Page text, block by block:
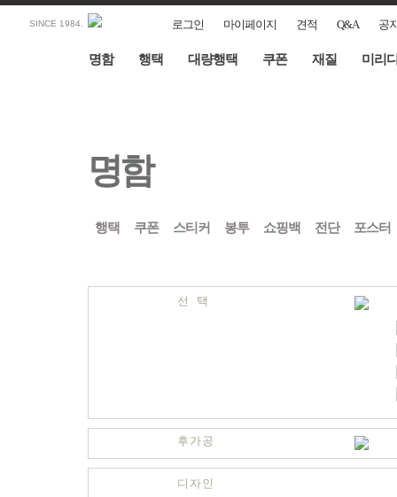
SINCE 1984. 로그인 마이페이지 견적 Q&A 공
명함 행택 대량행택 쿠폰 재질 미리
명함
행택 쿠폰 스티커 봉투 쇼핑백 전단 포스터
선 택
후가공
디자인